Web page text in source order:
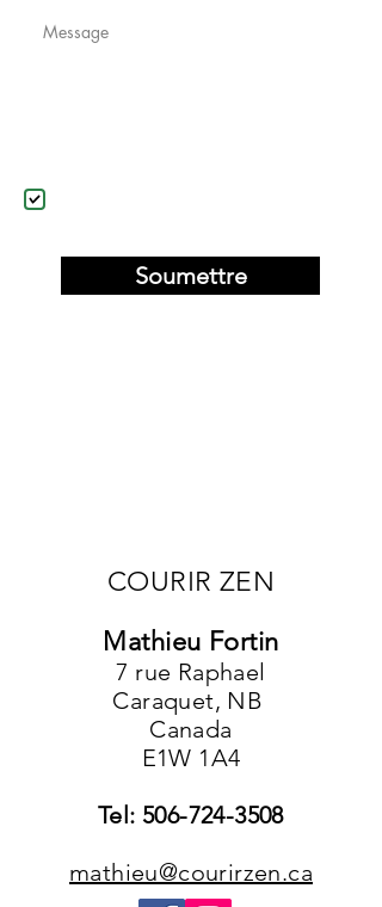
Soumettre
COURIR ZEN
Mathieu Fortin
7 rue Raphael
Caraquet, NB
Canada
E1W 1A4
Tel: 506-724-3508
mathieu@courirzen.ca